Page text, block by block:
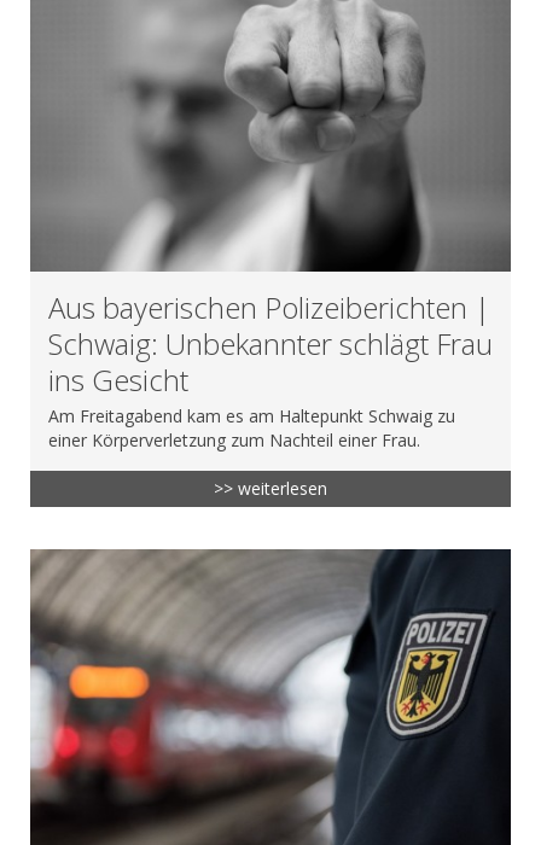
Aus bayerischen Polizeiberichten |
Schwaig: Unbekannter schlägt Frau
ins Gesicht
Am Freitagabend kam es am Haltepunkt Schwaig zu
einer Körperverletzung zum Nachteil einer Frau.
>> weiterlesen